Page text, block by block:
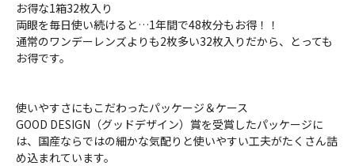
お得な1箱32枚入り
両眼を毎日使い続けると…1年間で48枚分もお得！！
通常のワンデーレンズよりも2枚多い32枚入りだから、とっても
お得です。
使いやすさにもこだわったパッケージ＆ケース
GOOD DESIGN（グッドデザイン）賞を受賞したパッケージに
は、国産ならではの細かな気配りと使いやすい工夫がたくさん詰
め込まれています。